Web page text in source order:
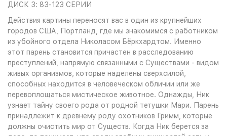
ДИСК 3: 83-123 СЕРИИ
Действия картины переносят вас в один из крупнейших
городов США, Портланд, где мы знакомимся с работником
из убойного отдела Николасом Бёркхардтом. Именно
этот парень становится причастен в расследованию
преступлений, напрямую связанными с Существами - видом
живых организмов, которые наделены сверхсилой,
способных находится в человеческом обличии или же
перевоплощаться мистическое животное. Однажды, Ник
узнает тайну своего рода от родной тетушки Мари. Парень
принадлежит к древнему роду охотников Гримм, которые
должны очистить мир от Существ. Когда Ник берется за